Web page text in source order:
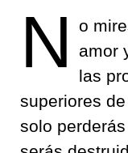
N
o
amor
las
superiores
solo